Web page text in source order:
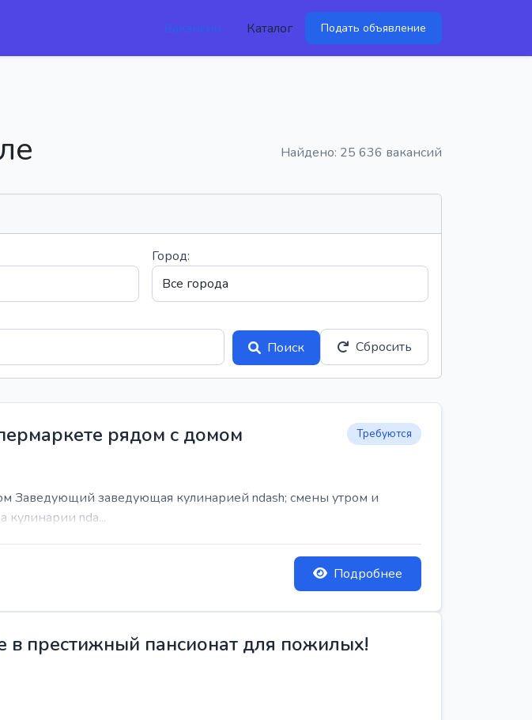
Вакансии Каталог Подать объявление
Найдено: 25 636 вакансий
Город:
Поиск
Сбросить
рядом с домом Требуются
Заведующий заведующая кулинарией ndash; смены утром и
кулинарии nda...
Подробнее
в престижный пансионат для пожилых!